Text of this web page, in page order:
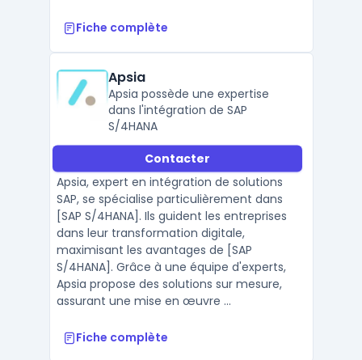
Fiche complète
Apsia
Apsia possède une expertise
dans l'intégration de SAP
S/4HANA
Contacter
Apsia, expert en intégration de solutions
SAP, se spécialise particulièrement dans
[SAP S/4HANA]. Ils guident les entreprises
dans leur transformation digitale,
maximisant les avantages de [SAP
S/4HANA]. Grâce à une équipe d'experts,
Apsia propose des solutions sur mesure,
assurant une mise en œuvre ...
Fiche complète